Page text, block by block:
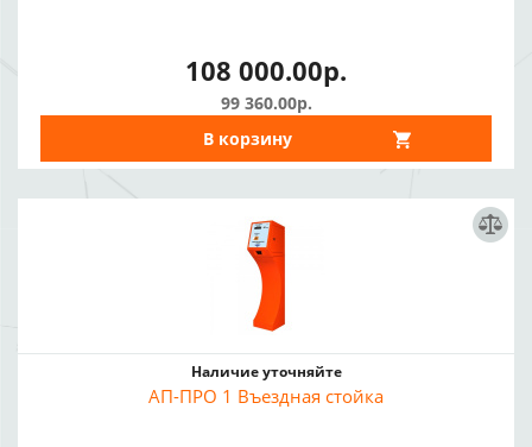
108 000.00р.
99 360.00р.
В корзину
Наличие уточняйте
АП-ПРО 1 Въездная стойка